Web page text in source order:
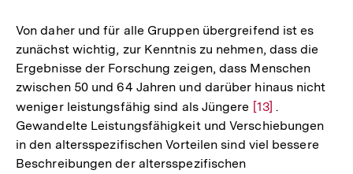
Von daher und für alle Gruppen übergreifend ist es
zunächst wichtig, zur Kenntnis zu nehmen, dass die
Ergebnisse der Forschung zeigen, dass Menschen
zwischen 50 und 64 Jahren und darüber hinaus nicht
weniger leistungsfähig sind als Jüngere Zur
Auflösung
der
[13] .
Gewandelte Leistungsfähigkeit und Verschiebungen
in den altersspezifischen Vorteilen sind viel bessere
Beschreibungen der altersspezifischen